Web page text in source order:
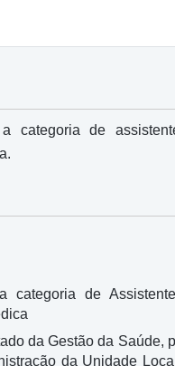
categoria de
categoria de
da Gestão da Saúde,
da Unidade